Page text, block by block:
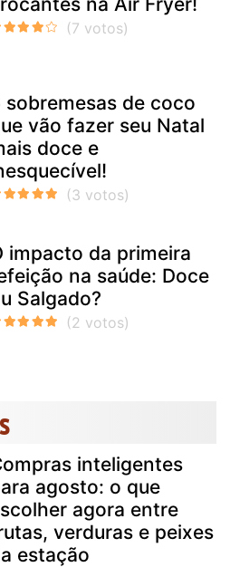
sobremesas de coco
vão fazer seu Natal
doce e
impacto da primeira
na saúde: Doce
Salgado?
inteligentes
agosto: o que
agora entre
verduras e peixes
estação